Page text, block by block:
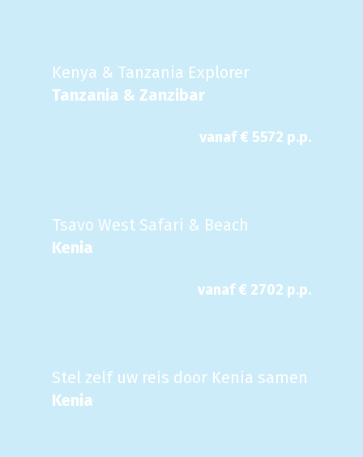
Kenya & Tanzania Explorer
Tanzania & Zanzibar
vanaf € 5572 p.p.
Tsavo West Safari & Beach
Kenia
vanaf € 2702 p.p.
Stel zelf uw reis door Kenia samen
Kenia